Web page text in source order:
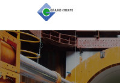
推進工事／通信設備・上下
／アスベスト除去